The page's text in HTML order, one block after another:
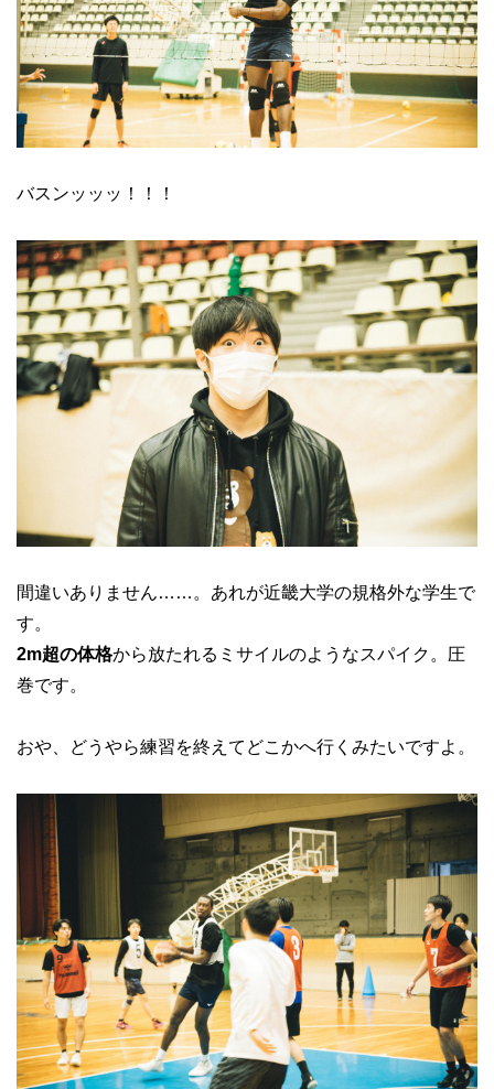
バスンッッッ！！！
間違いありません……。あれが近畿大学の規格外な学生で
す。
2m超の体格から放たれるミサイルのようなスパイク。圧
巻です。
おや、どうやら練習を終えてどこかへ行くみたいですよ。